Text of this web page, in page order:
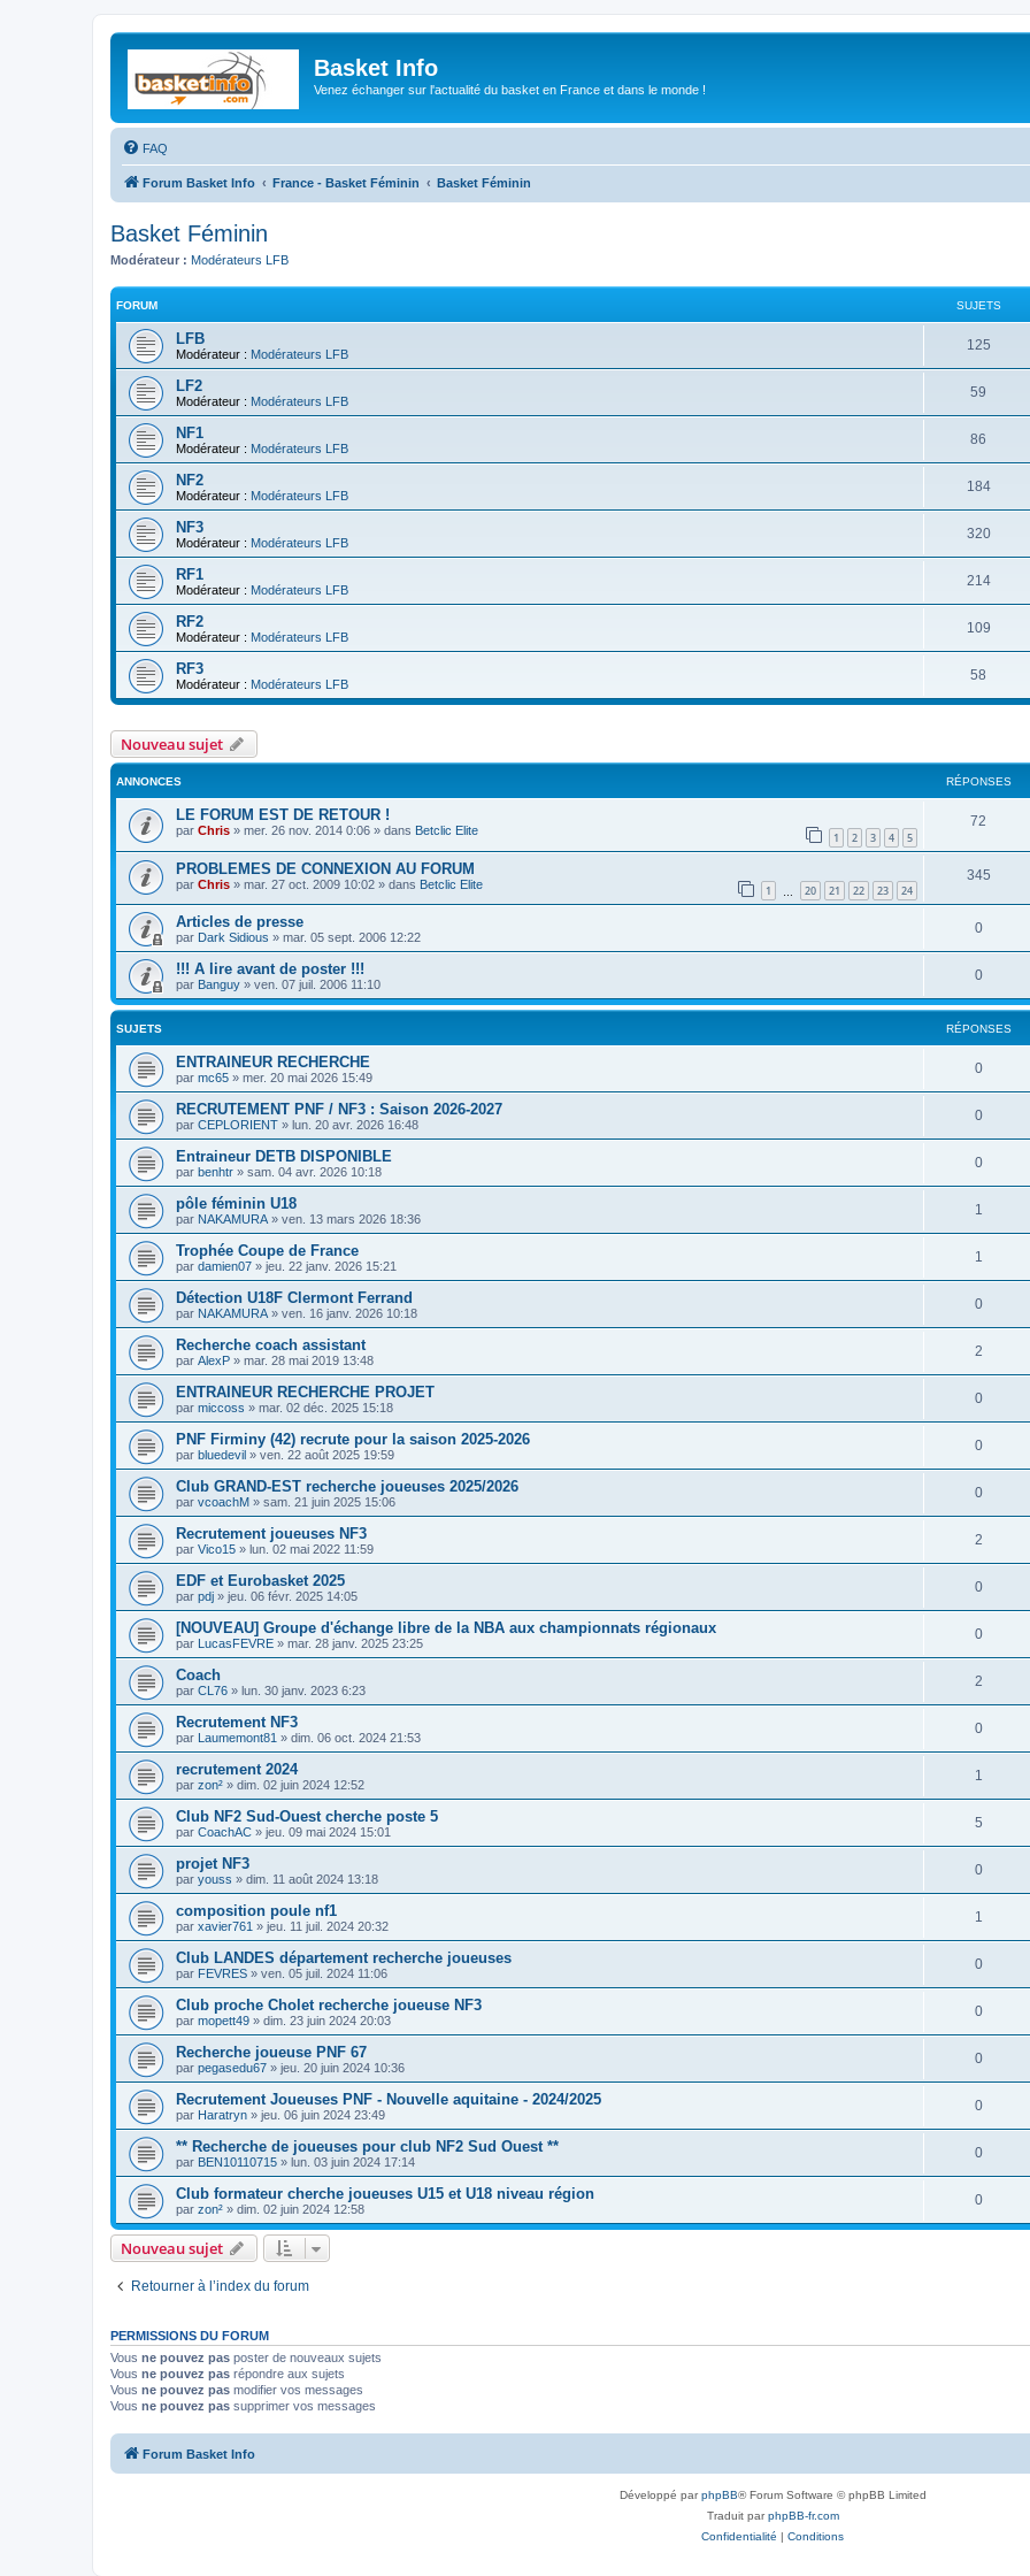
Basket Info
Venez échanger sur l'actualité du basket en France et dans le monde !
FAQ
Forum Basket Info France - Basket Féminin Basket Féminin
Basket Féminin
Modérateur : Modérateurs LFB
FORUM SUJETS
LFB
Modérateur : Modérateurs LFB
125
LF2
Modérateur : Modérateurs LFB
59
NF1
Modérateur : Modérateurs LFB
86
NF2
Modérateur : Modérateurs LFB
184
NF3
Modérateur : Modérateurs LFB
320
RF1
Modérateur : Modérateurs LFB
214
RF2
Modérateur : Modérateurs LFB
109
RF3
Modérateur : Modérateurs LFB
58
Nouveau sujet
ANNONCES RÉPONSES
LE FORUM EST DE RETOUR !
par Chris » mer. 26 nov. 2014 0:06 » dans Betclic Elite 1 2 3 4 5
72
PROBLEMES DE CONNEXION AU FORUM
par Chris » mar. 27 oct. 2009 10:02 » dans Betclic Elite 1 20 21 22 23 24
345
Articles de presse
par Dark Sidious » mar. 05 sept. 2006 12:22
0
!!! A lire avant de poster !!!
par Banguy » ven. 07 juil. 2006 11:10
0
SUJETS RÉPONSES
ENTRAINEUR RECHERCHE
par mc65 » mer. 20 mai 2026 15:49
0
RECRUTEMENT PNF / NF3 : Saison 2026-2027
par CEPLORIENT » lun. 20 avr. 2026 16:48
0
Entraineur DETB DISPONIBLE
par benhtr » sam. 04 avr. 2026 10:18
0
pôle féminin U18
par NAKAMURA » ven. 13 mars 2026 18:36
1
Trophée Coupe de France
par damien07 » jeu. 22 janv. 2026 15:21
1
Détection U18F Clermont Ferrand
par NAKAMURA » ven. 16 janv. 2026 10:18
0
Recherche coach assistant
par AlexP » mar. 28 mai 2019 13:48
2
ENTRAINEUR RECHERCHE PROJET
par miccoss » mar. 02 déc. 2025 15:18
0
PNF Firminy (42) recrute pour la saison 2025-2026
par bluedevil » ven. 22 août 2025 19:59
0
Club GRAND-EST recherche joueuses 2025/2026
par vcoachM » sam. 21 juin 2025 15:06
0
Recrutement joueuses NF3
par Vico15 » lun. 02 mai 2022 11:59
2
EDF et Eurobasket 2025
par pdj » jeu. 06 févr. 2025 14:05
0
[NOUVEAU] Groupe d'échange libre de la NBA aux championnats régionaux
par LucasFEVRE » mar. 28 janv. 2025 23:25
0
Coach
par CL76 » lun. 30 janv. 2023 6:23
2
Recrutement NF3
par Laumemont81 » dim. 06 oct. 2024 21:53
0
recrutement 2024
par zon² » dim. 02 juin 2024 12:52
1
Club NF2 Sud-Ouest cherche poste 5
par CoachAC » jeu. 09 mai 2024 15:01
5
projet NF3
par youss » dim. 11 août 2024 13:18
0
composition poule nf1
par xavier761 » jeu. 11 juil. 2024 20:32
1
Club LANDES département recherche joueuses
par FEVRES » ven. 05 juil. 2024 11:06
0
Club proche Cholet recherche joueuse NF3
par mopett49 » dim. 23 juin 2024 20:03
0
Recherche joueuse PNF 67
par pegasedu67 » jeu. 20 juin 2024 10:36
0
Recrutement Joueuses PNF - Nouvelle aquitaine - 2024/2025
par Haratryn » jeu. 06 juin 2024 23:49
0
** Recherche de joueuses pour club NF2 Sud Ouest **
par BEN10110715 » lun. 03 juin 2024 17:14
0
Club formateur cherche joueuses U15 et U18 niveau région
par zon² » dim. 02 juin 2024 12:58
0
Nouveau sujet
Retourner à l’index du forum
PERMISSIONS DU FORUM
Vous ne pouvez pas poster de nouveaux sujets
Vous ne pouvez pas répondre aux sujets
Vous ne pouvez pas modifier vos messages
Vous ne pouvez pas supprimer vos messages
Forum Basket Info
Développé parphpBB® Forum Software © phpBB Limited
Traduit parphpBB-fr.com
Confidentialité | Conditions